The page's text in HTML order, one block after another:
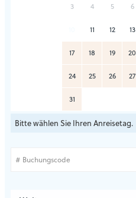
3 4 5 6
11 12 13
17 18 19 20
24 25 26 27
31
Bitte wählen Sie Ihren Anreisetag.